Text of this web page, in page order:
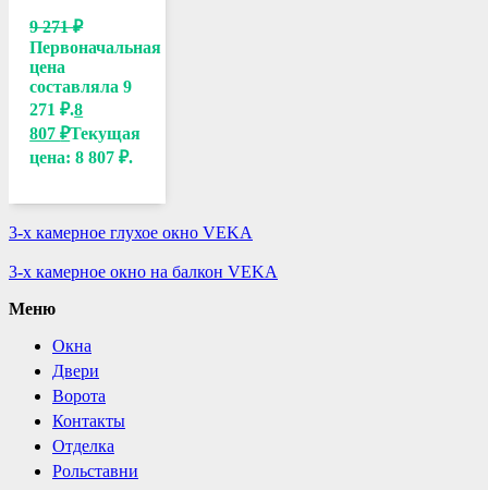
9 271₽
Первоначальная
цена
составляла 9
271 ₽.8
807₽Текущая
цена: 8 807 ₽.
3-х камерное глухое окно VEKA
3-х камерное окно на балкон VEKA
Меню
Окна
Двери
Ворота
Контакты
Отделка
Рольставни